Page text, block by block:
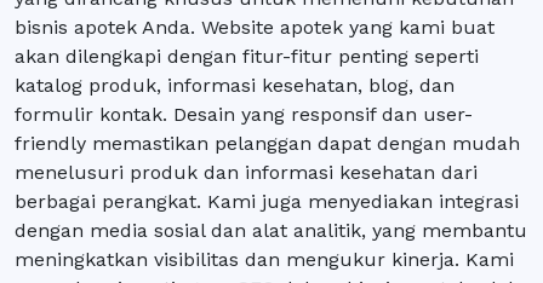
bisnis apotek Anda. Website apotek yang kami buat
akan dilengkapi dengan fitur-fitur penting seperti
katalog produk, informasi kesehatan, blog, dan
formulir kontak. Desain yang responsif dan user-
friendly memastikan pelanggan dapat dengan mudah
menelusuri produk dan informasi kesehatan dari
berbagai perangkat. Kami juga menyediakan integrasi
dengan media sosial dan alat analitik, yang membantu
meningkatkan visibilitas dan mengukur kinerja. Kami